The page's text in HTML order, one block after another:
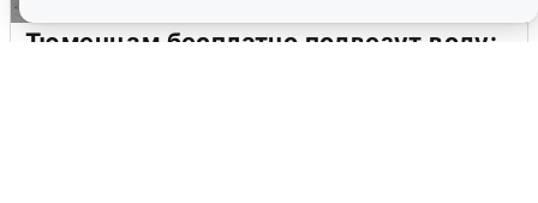
Тюменцам бесплатно подвезут воду: